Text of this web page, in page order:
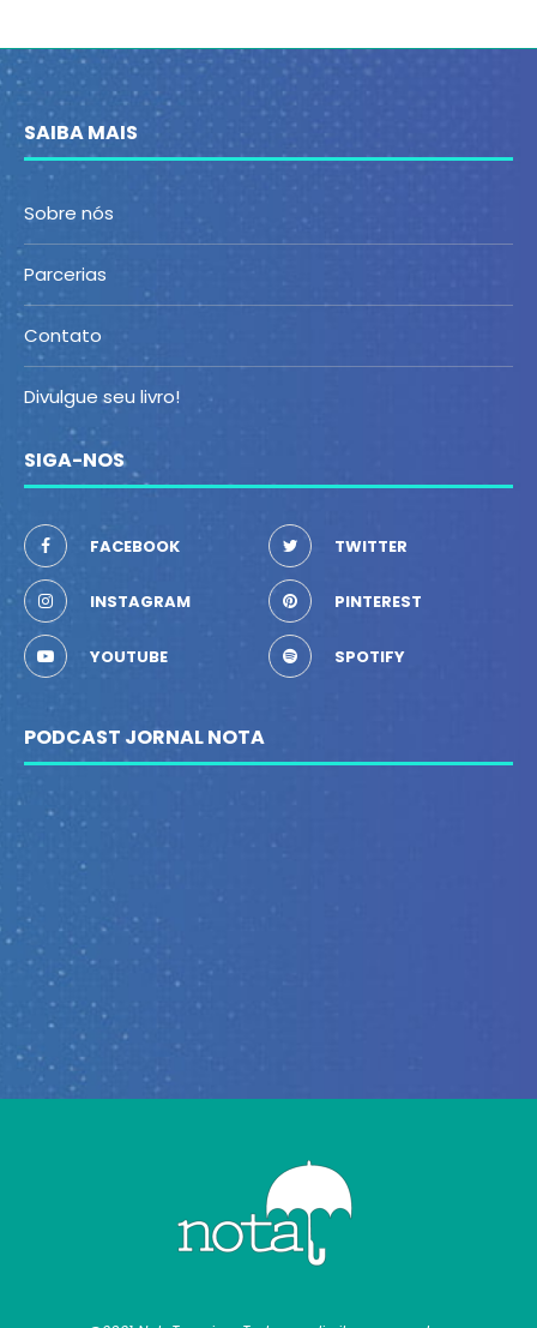
SAIBA MAIS
Sobre nós
Parcerias
Contato
Divulgue seu livro!
SIGA-NOS
FACEBOOK TWITTER
INSTAGRAM PINTEREST
YOUTUBE SPOTIFY
PODCAST JORNAL NOTA